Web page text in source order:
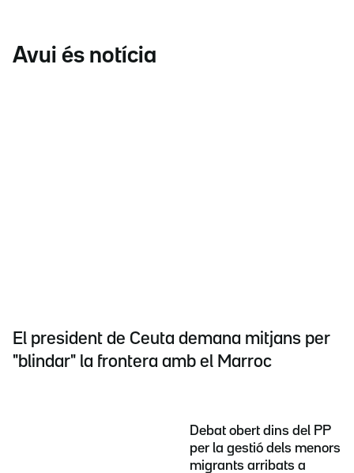
Avui és notícia
El president de Ceuta demana mitjans per
"blindar" la frontera amb el Marroc
Debat obert dins del PP
per la gestió dels menors
migrants arribats a